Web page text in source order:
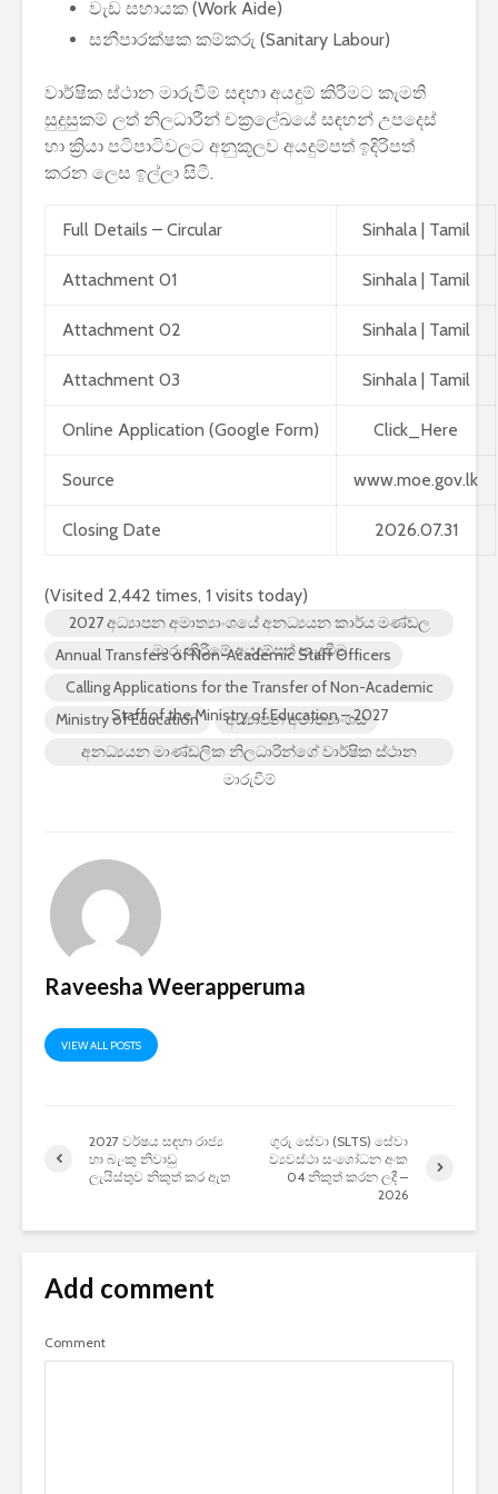
වැඩ සහායක (Work Aide)
සනීපාරක්ෂක කම්කරු (Sanitary Labour)
වාර්ෂික ස්ථාන මාරුවීම් සඳහා අයදුම් කිරීමට කැමති
සුදුසුකම් ලත් නිලධාරීන් චක්‍රලේඛයේ සඳහන් උපදෙස්
හා ක්‍රියා පටිපාටිවලට අනුකූලව අයදුම්පත් ඉදිරිපත්
කරන ලෙස ඉල්ලා සිටී.
Full Details – Circular Sinhala| Tamil
Attachment 01 Sinhala| Tamil
Attachment 02 Sinhala| Tamil
Attachment 03 Sinhala| Tamil
Online Application (Google Form) Click_Here
Source www.moe.gov.lk
Closing Date 2026.07.31
(Visited 2,442 times, 1 visits today)
2027 අධ්‍යාපන අමාත්‍යාංශයේ අනධ්‍යයන කාර්ය මණ්ඩල
මාරු කිරීමේ අයදුම්පත් කැදවීම
Annual Transfers of Non-Academic Staff Officers
Calling Applications for the Transfer of Non-Academic
Staff of the Ministry of Education – 2027
Ministry of Education
අධ්‍යාපන අමාත්‍යාංශය
අනධ්‍යයන මාණ්ඩලික නිලධාරීන්ගේ වාර්ෂික ස්ථාන
මාරුවීම්
Raveesha Weerapperuma
VIEW ALL POSTS
2027 වර්ෂය සඳහා රාජ්‍ය
හා බැංකු නිවාඩු
ලැයිස්තුව නිකුත් කර ඇත
ගුරු සේවා (SLTS) සේවා
ව්‍යවස්ථා සංශෝධන අංක
04 නිකුත් කරන ලදී –
2026
Add comment
Comment
2026 යාවත්කාලීනය
හඳුන්වා දීමට
නැමීමේ
එළිදක්වයි.